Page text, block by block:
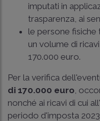
imputati in
trasparenza, ai
le persone fisiche
un volume di
170.000 euro.
Per la verifica
di 170.000 euro ,
nonché ai ricavi di cui all'
periodo d'imposta